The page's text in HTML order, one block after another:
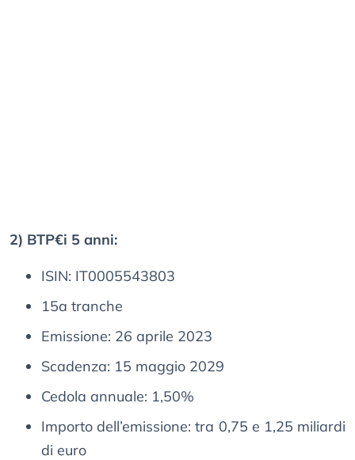
2) BTP€i 5 anni:
ISIN: IT0005543803
15a tranche
Emissione: 26 aprile 2023
Scadenza: 15 maggio 2029
Cedola annuale: 1,50%
Importo dell’emissione: tra 0,75 e 1,25 miliardi
di euro